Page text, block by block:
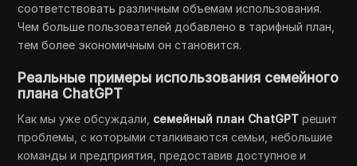
соответствовать различным объемам использования.
Чем больше пользователей добавлено в тарифный план,
тем более экономичным он становится.
Реальные примеры использования семейного
плана ChatGPT
Как мы уже обсуждали, семейный план ChatGPT решит
проблемы, с которыми сталкиваются семьи, небольшие
команды и предприятия, предоставив доступное и